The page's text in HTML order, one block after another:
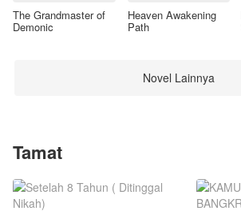
The Grandmaster of
Demonic
Heaven Awakening
Path
Novel Lainnya
Tamat